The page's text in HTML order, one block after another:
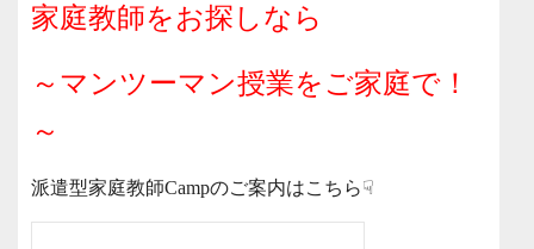
家庭教師をお探しなら
～マンツーマン授業をご家庭で！
～
派遣型家庭教師Campのご案内はこちら☟